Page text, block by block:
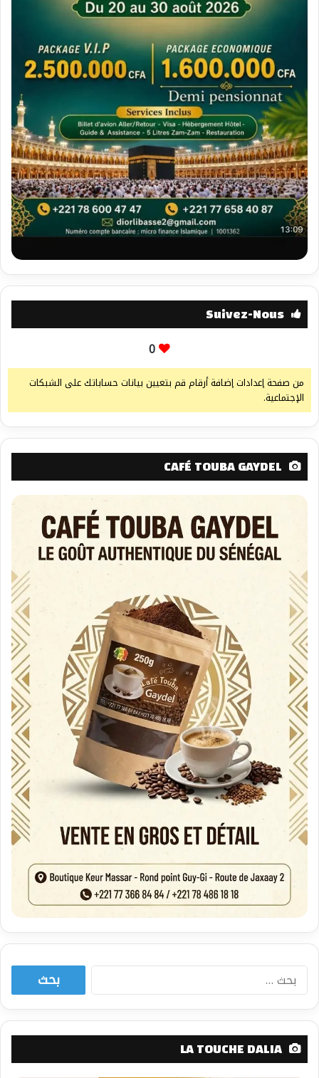
Suivez-Nous
0
من صفحة إعدادات إضافة أرقام قم بتعيين بيانات حساباتك على الشبكات
الإجتماعية.
CAFÉ TOUBA GAYDEL
البحث
LA TOUCHE DALIA